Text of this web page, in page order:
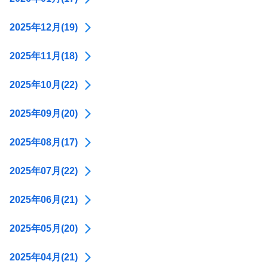
2025年12月(19)
2025年11月(18)
2025年10月(22)
2025年09月(20)
2025年08月(17)
2025年07月(22)
2025年06月(21)
2025年05月(20)
2025年04月(21)